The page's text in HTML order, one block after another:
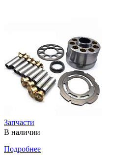
Запчасти
В наличии
Подробнее